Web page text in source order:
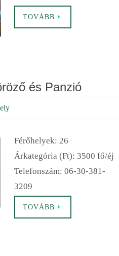
TOVÁBB
és Panzió
Férőhelyek: 26
Árkategória (Ft): 3500 fő/éj
Telefonszám: 06-30-381-
3209
TOVÁBB